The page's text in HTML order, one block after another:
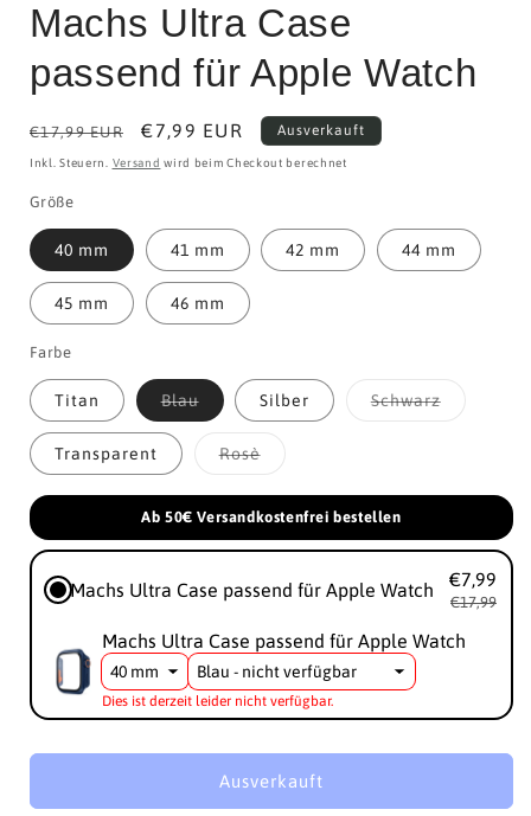
Machs Ultra Case
passend für Apple Watch
Normaler
Preis
€17,99 EUR Verkaufspreis
€7,99 EUR Ausverkauft
Inkl. Steuern. Versand wird beim Checkout berechnet
Größe
40 mm 41 mm 42 mm 44 mm
45 mm 46 mm
Farbe
Titan BlauVariante
ausverkauft
nicht
verfügbar
Silber SchwarzVariante
Transparent RosèVariante
verfügbar
Ab 50€ Versandkostenfrei bestellen
Machs Ultra Case passend für Apple Watch €7,99
€17,99
Machs Ultra Case passend für Apple Watch
Dies ist derzeit leider nicht verfügbar.
Ausverkauft